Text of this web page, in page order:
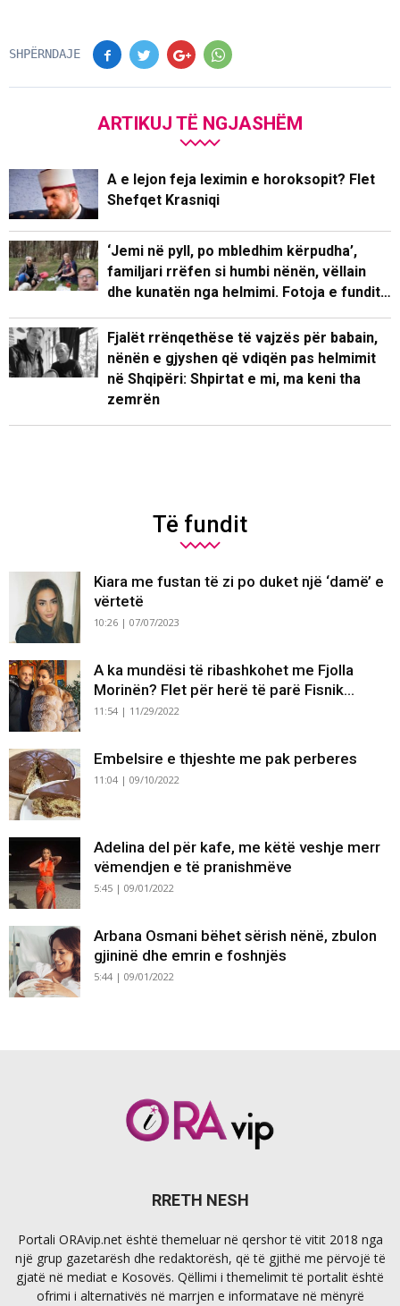
SHPËRNDAJE
ARTIKUJ TË NGJASHËM
A e lejon feja leximin e horoksopit? Flet
Shefqet Krasniqi
‘Jemi në pyll, po mbledhim kërpudha’,
familjari rrëfen si humbi nënën, vëllain
dhe kunatën nga helmimi. Fotoja e fundit…
Fjalët rrënqethëse të vajzës për babain,
nënën e gjyshen që vdiqën pas helmimit
në Shqipëri: Shpirtat e mi, ma keni tha
zemrën
Të fundit
Kiara me fustan të zi po duket një ‘damë’ e
vërtetë
10:26 | 07/07/2023
A ka mundësi të ribashkohet me Fjolla
Morinën? Flet për herë të parë Fisnik...
11:54 | 11/29/2022
Embelsire e thjeshte me pak perberes
11:04 | 09/10/2022
Adelina del për kafe, me këtë veshje merr
vëmendjen e të pranishmëve
5:45 | 09/01/2022
Arbana Osmani bëhet sërish nënë, zbulon
gjininë dhe emrin e foshnjës
5:44 | 09/01/2022
RRETH NESH
Portali ORAvip.net është themeluar në qershor të vitit 2018 nga
një grup gazetarësh dhe redaktorësh, që të gjithë me përvojë të
gjatë në mediat e Kosovës. Qëllimi i themelimit të portalit është
ofrimi i alternativës në marrjen e informatave në mënyrë